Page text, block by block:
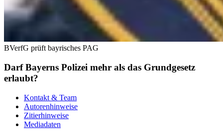
BVerfG prüft bayrisches PAG
Darf Bayerns Polizei mehr als das Grundgesetz
erlaubt?
Kontakt & Team
Autorenhinweise
Zitierhinweise
Mediadaten